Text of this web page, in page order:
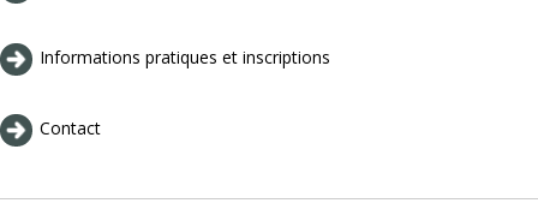
Informations pratiques et inscriptions
Contact